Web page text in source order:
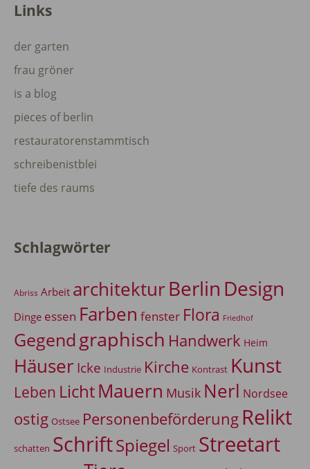
Links
der garten
frau gröner
is a blog
pieces of berlin
restauratorenstammtisch
schreibenistblei
tiefe des raums
Schlagwörter
Abriss Arbeit architekturBerlin Design
Dinge essen Farben fenster Flora Friedhof
Gegendgraphisch Handwerk Heim
Häuser Icke Industrie Kirche Kontrast Kunst
Leben LichtMauern Musik Nerl Nordsee
ostig Ostsee Personenbeförderung Relikt
schatten SchriftSpiegel Sport Streetart